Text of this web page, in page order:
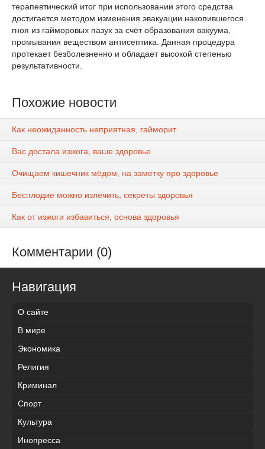
терапевтический итог при использовании этого средства
достигается методом изменения эвакуации накопившегося
гноя из гайморовых пазух за счёт образования вакуума,
промывания веществом антисептика. Данная процедура
протекает безболезненно и обладает высокой степенью
результативности.
Похожие новости
Как неожиданность неприятная, гайморит
Вас достала изжога, ваше здоровье
Очищаем кишечник мёдом, на заметку про здоровье
Бесплодие можно излечить, секреты здоровья
Как от изжоги избавиться, основа здоровья
Комментарии (0)
Навигация
О сайте
В мире
Экономика
Религия
Криминал
Спорт
Культура
Инопресса